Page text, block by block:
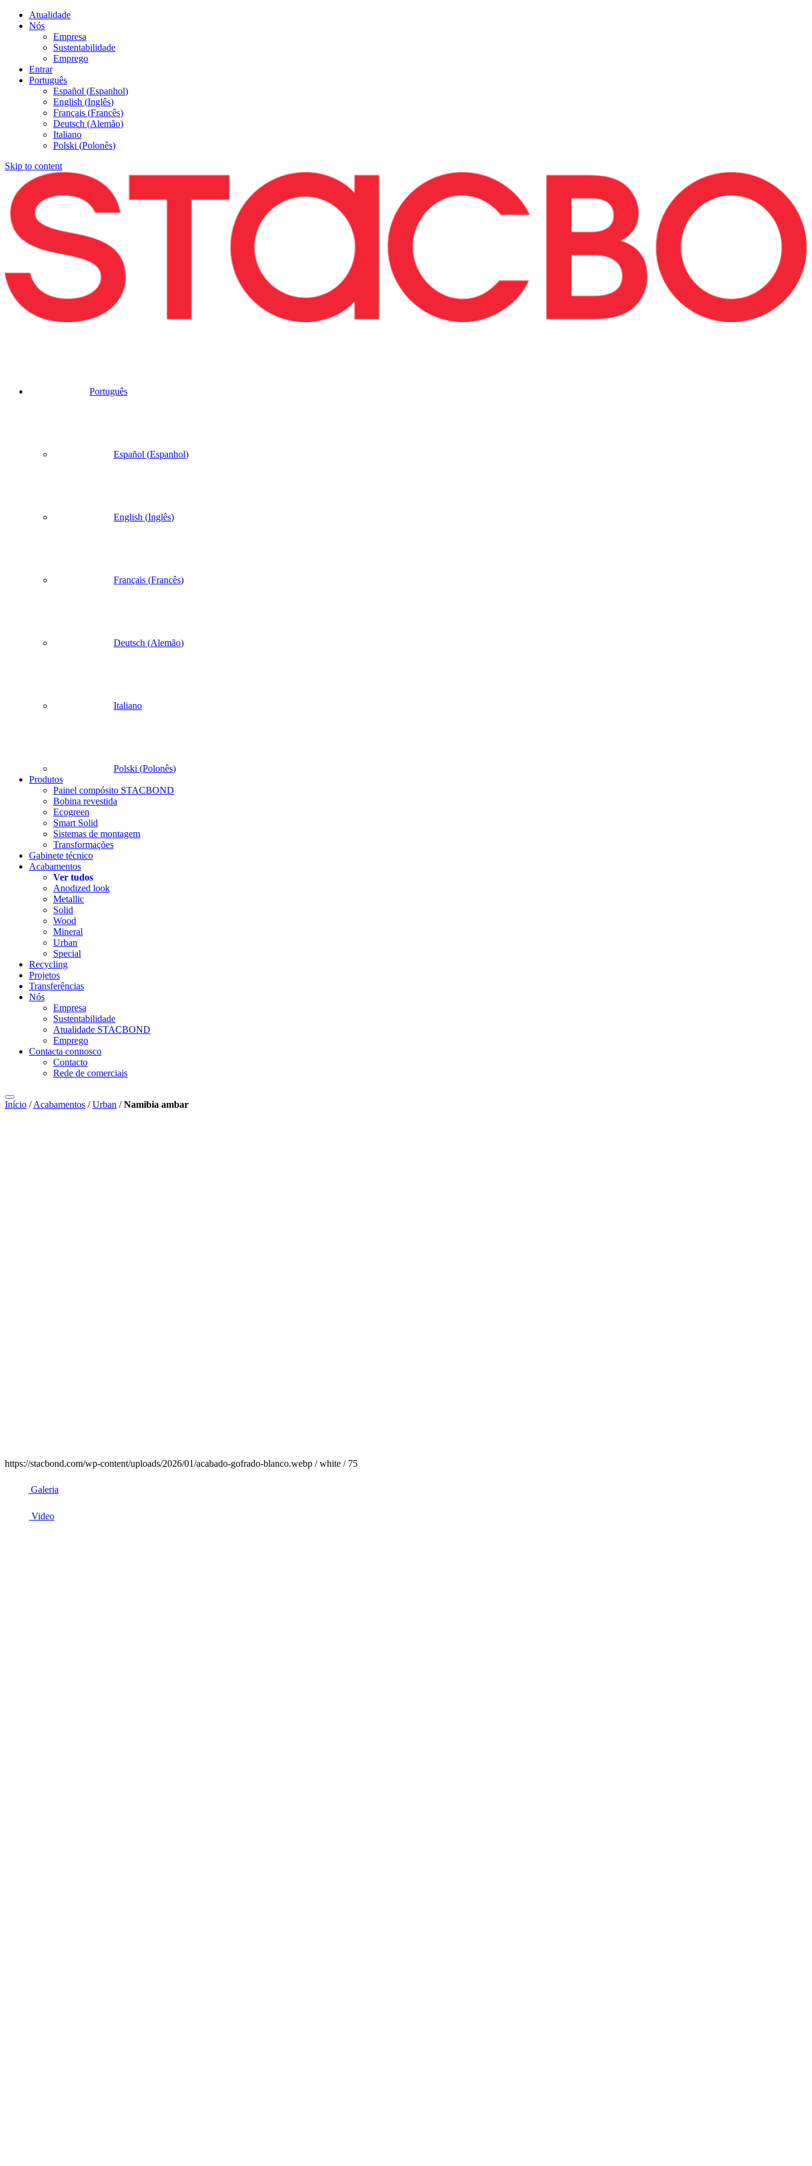
Atualidade
Nós
Empresa
Sustentabilidade
Emprego
Entrar
Português
Español (Espanhol)
English (Inglês)
Français (Francês)
Deutsch (Alemão)
Italiano
Polski (Polonês)
Skip to content
Português
Español (Espanhol)
English (Inglês)
Français (Francês)
Deutsch (Alemão)
Italiano
Polski (Polonês)
Produtos
Painel compósito STACBOND
Bobina revestida
Ecogreen
Smart Solid
Sistemas de montagem
Transformações
Gabinete técnico
Acabamentos
Ver tudos
Anodized look
Metallic
Solid
Wood
Mineral
Urban
Special
Recycling
Projetos
Transferências
Nós
Empresa
Sustentabilidade
Atualidade STACBOND
Emprego
Contacta connosco
Contacto
Rede de comerciais
Início /Acabamentos /Urban /Namibia ambar
https://stacbond.com/wp-content/uploads/2026/01/acabado-gofrado-blanco.webp / white / 75
Galeria
Video